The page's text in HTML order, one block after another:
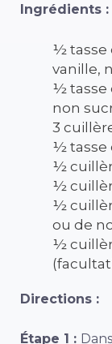
Ingrédients :
½ tasse
vanille,
½ tasse
non
3
½ tasse
½
½
½
ou de
½
Directions :
Étape 1 :